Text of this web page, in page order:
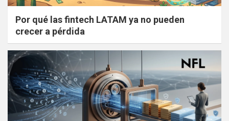
Por qué las fintech LATAM ya no pueden
crecer a pérdida